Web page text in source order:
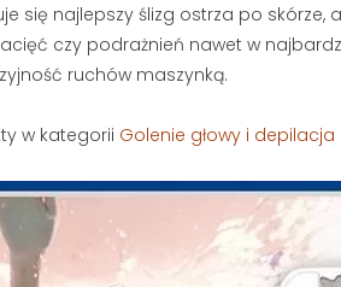
z
JAK SKUTECZNIE
BRODĘ I
POROST ZAROSTU?
197488 wyświetlenia
czasu, ale tempo jej
musi zależeć wyłącznie
ślepego losu. Sprawdź,
się najlepszy ślizg ostrza po skórze,
czy podrażnień nawet w
ruchów maszynką.
w kategorii Golenie głowy i depilacja